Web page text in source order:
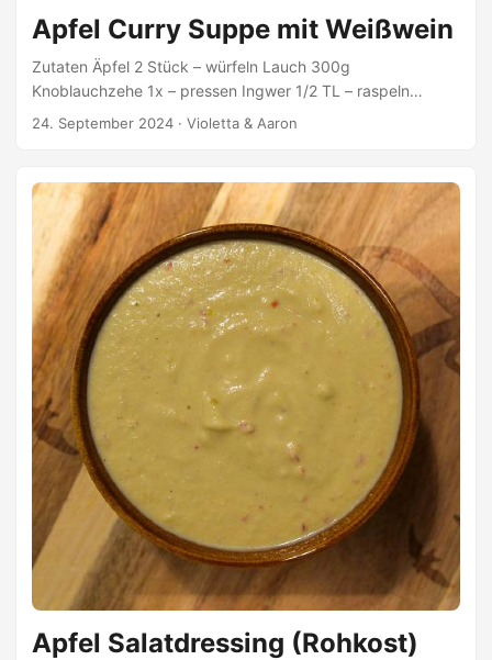
Apfel Curry Suppe mit Weißwein
Zutaten Äpfel 2 Stück – würfeln Lauch 300g
Knoblauchzehe 1x – pressen Ingwer 1/2 TL – raspeln
Gemüsebrühe 500ml Weißwein 25ml Kokosmilch 225ml
und Knoblauch leicht braun anbraten Curry und Ingwer
hinzugeben und kurz mit anbraten, bis die Gewürze
anfange zu duften Mit Weißwein ablöschen Gemüsebrühe
und Kokosmilch hinzugeben und 15 Min. köcheln ...
24. September 2024 · Violetta & Aaron
Apfel Salatdressing (Rohkost)